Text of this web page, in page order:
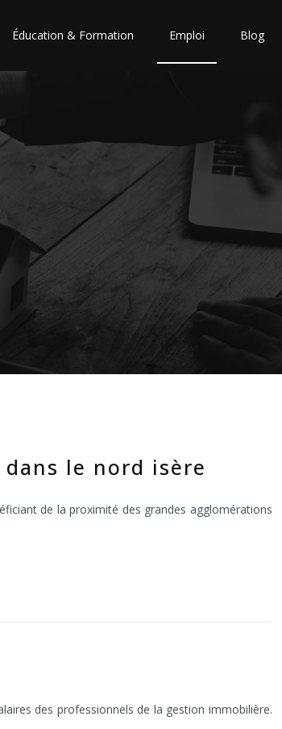
Éducation & Formation Emploi Blog
le nord isère
de la proximité des grandes agglomérations
des professionnels de la gestion immobilière.